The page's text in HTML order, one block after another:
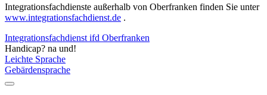
Integrationsfachdienste außerhalb von Oberfranken finden Sie unter
www.integrationsfachdienst.de .
Integrationsfachdienst ifd Oberfranken
Handicap? na und!
Leichte Sprache
Gebärdensprache